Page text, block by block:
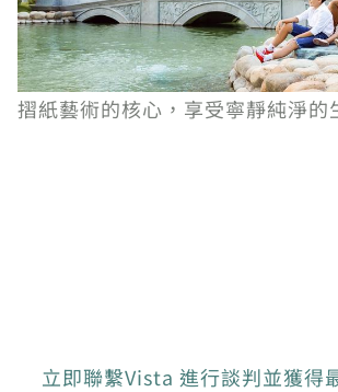
摺紙藝術的核心，享受寧靜純淨的
立即聯繫Vista 進行談判並獲得